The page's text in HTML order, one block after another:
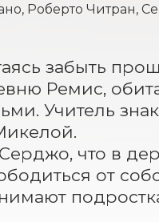
Роберто Читран,
забыть
Ремис,
Учитель
что в
от